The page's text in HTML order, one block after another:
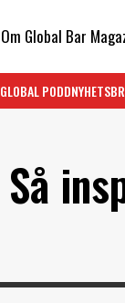
Om Global Bar
GLOBAL PODD